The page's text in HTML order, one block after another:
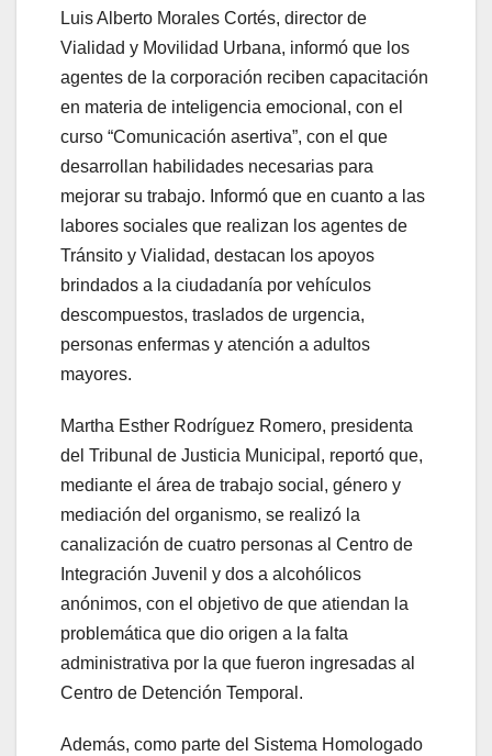
Luis Alberto Morales Cortés, director de
Vialidad y Movilidad Urbana, informó que los
agentes de la corporación reciben capacitación
en materia de inteligencia emocional, con el
curso “Comunicación asertiva”, con el que
desarrollan habilidades necesarias para
mejorar su trabajo. Informó que en cuanto a las
labores sociales que realizan los agentes de
Tránsito y Vialidad, destacan los apoyos
brindados a la ciudadanía por vehículos
descompuestos, traslados de urgencia,
personas enfermas y atención a adultos
mayores.
Martha Esther Rodríguez Romero, presidenta
del Tribunal de Justicia Municipal, reportó que,
mediante el área de trabajo social, género y
mediación del organismo, se realizó la
canalización de cuatro personas al Centro de
Integración Juvenil y dos a alcohólicos
anónimos, con el objetivo de que atiendan la
problemática que dio origen a la falta
administrativa por la que fueron ingresadas al
Centro de Detención Temporal.
Además, como parte del Sistema Homologado